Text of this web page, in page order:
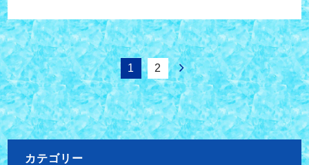
1 2
カテゴリー